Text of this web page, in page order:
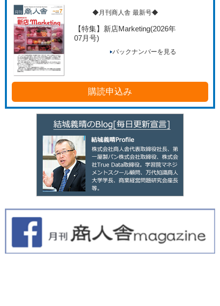
◆月刊商人舎 最新号◆
【特集】新店Marketing(2026年
07月号)
バックナンバーを見る
購読申込み